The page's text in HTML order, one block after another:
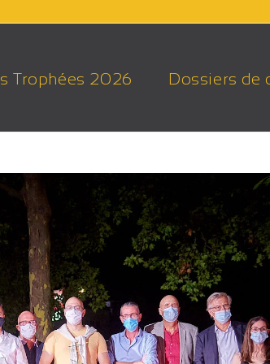
Trophées 2026 Dossiers de